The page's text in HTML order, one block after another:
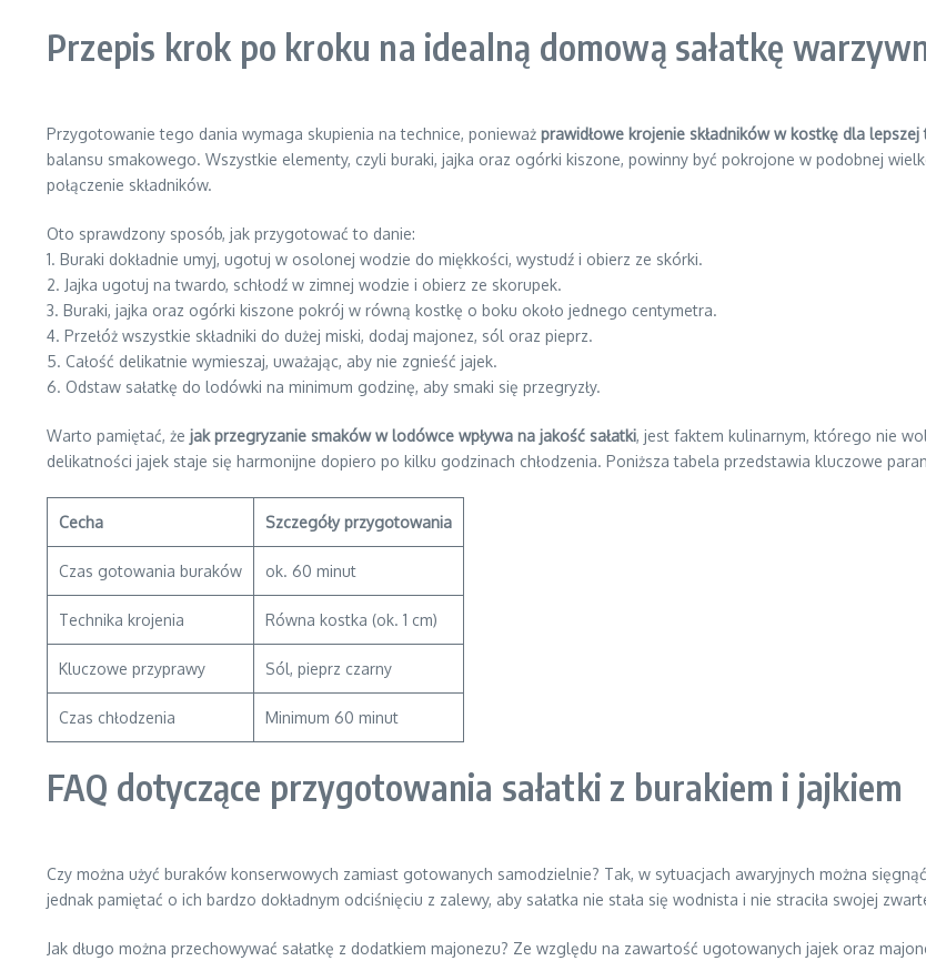
Przepis krok po kroku na idealną domową sałatkę
Przygotowanie tego dania wymaga skupienia na technice, ponieważ prawidłowe krojenie składników w kostkę dla lepszej
balansu smakowego. Wszystkie elementy, czyli buraki, jajka oraz ogórki kiszone, powinny być pokrojone w podobnej
połączenie składników.
Oto sprawdzony sposób, jak przygotować to danie:
1. Buraki dokładnie umyj, ugotuj w osolonej wodzie do miękkości, wystudź i obierz ze skórki.
2. Jajka ugotuj na twardo, schłodź w zimnej wodzie i obierz ze skorupek.
3. Buraki, jajka oraz ogórki kiszone pokrój w równą kostkę o boku około jednego centymetra.
4. Przełóż wszystkie składniki do dużej miski, dodaj majonez, sól oraz pieprz.
5. Całość delikatnie wymieszaj, uważając, aby nie zgnieść jajek.
6. Odstaw sałatkę do lodówki na minimum godzinę, aby smaki się przegryzły.
Warto pamiętać, że jak przegryzanie smaków w lodówce wpływa na jakość sałatki, jest faktem kulinarnym, którego nie
delikatności jajek staje się harmonijne dopiero po kilku godzinach chłodzenia. Poniższa tabela przedstawia kluczowe
Cecha Szczegóły przygotowania
Czas gotowania buraków ok. 60 minut
Technika krojenia Równa kostka (ok. 1 cm)
Kluczowe przyprawy Sól, pieprz czarny
Czas chłodzenia Minimum 60 minut
FAQ dotyczące przygotowania sałatki z burakiem i jajkiem
Czy można użyć buraków konserwowych zamiast gotowanych samodzielnie? Tak, w sytuacjach awaryjnych można
jednak pamiętać o ich bardzo dokładnym odciśnięciu z zalewy, aby sałatka nie stała się wodnista i nie straciła swojej
Jak długo można przechowywać sałatkę z dodatkiem majonezu? Ze względu na zawartość ugotowanych jajek oraz